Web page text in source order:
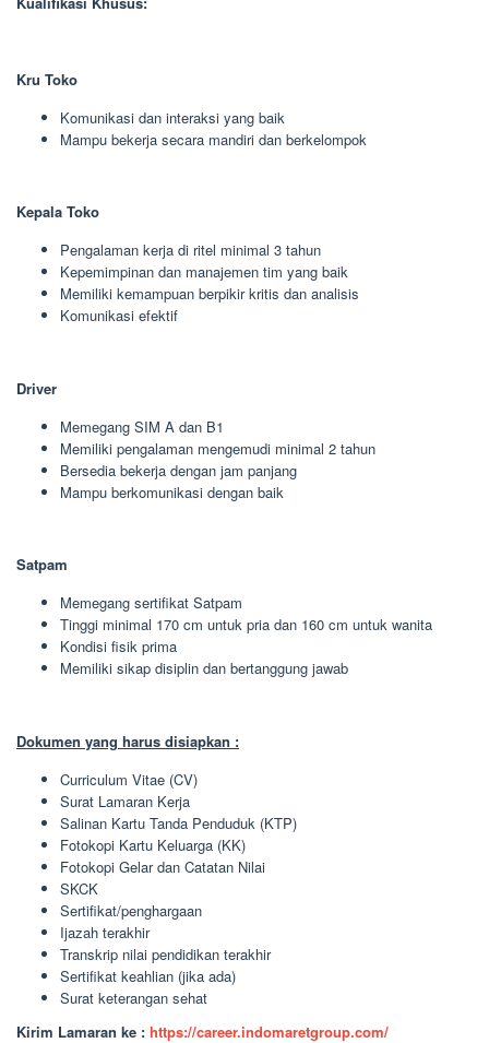
Kru Toko
Komunikasi dan interaksi yang baik
Mampu bekerja secara mandiri dan berkelompok
Kepala Toko
Pengalaman kerja di ritel minimal 3 tahun
Kepemimpinan dan manajemen tim yang baik
Memiliki kemampuan berpikir kritis dan analisis
Komunikasi efektif
Driver
Memegang SIM A dan B1
Memiliki pengalaman mengemudi minimal 2 tahun
Bersedia bekerja dengan jam panjang
Mampu berkomunikasi dengan baik
Satpam
Memegang sertifikat Satpam
Tinggi minimal 170 cm untuk pria dan 160 cm untuk wanita
Kondisi fisik prima
Memiliki sikap disiplin dan bertanggung jawab
Dokumen yang harus disiapkan :
Curriculum Vitae (CV)
Surat Lamaran Kerja
Salinan Kartu Tanda Penduduk (KTP)
Fotokopi Kartu Keluarga (KK)
Fotokopi Gelar dan Catatan Nilai
SKCK
Sertifikat/penghargaan
Ijazah terakhir
Transkrip nilai pendidikan terakhir
Sertifikat keahlian (jika ada)
Surat keterangan sehat
Kirim Lamaran ke : https://career.indomaretgroup.com/